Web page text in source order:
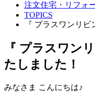
注文住宅・リフォ
TOPICS
『 プラスワンリ
『 プラスワン
たしました！
みなさま こんにちは♪